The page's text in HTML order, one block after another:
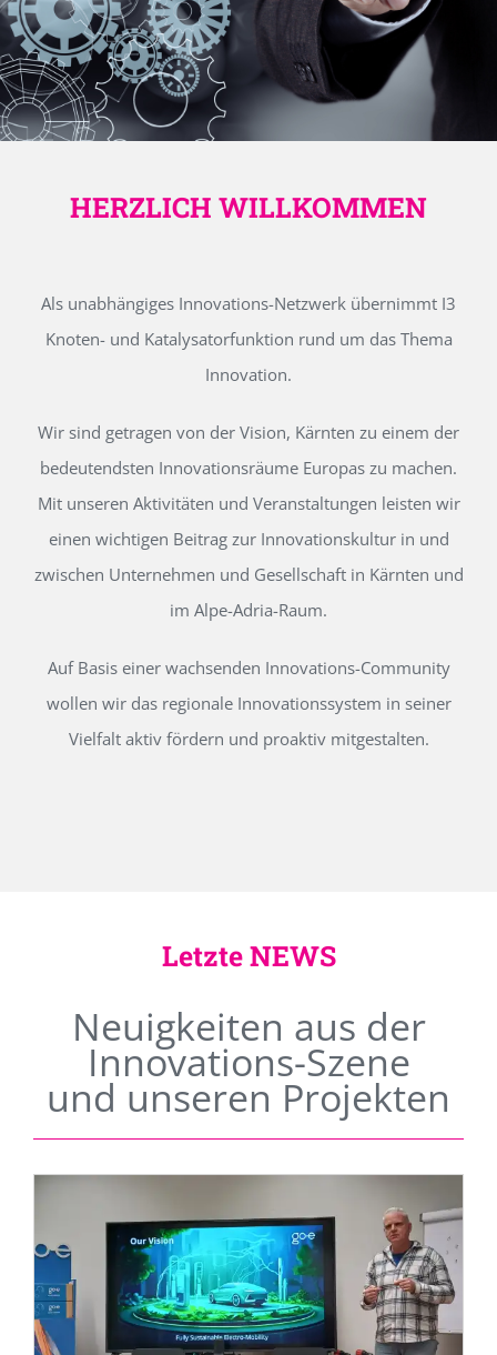
HERZLICH WILLKOMMEN
Als unabhängiges Innovations-Netzwerk übernimmt I3
Knoten- und Katalysatorfunktion rund um das Thema
Innovation.
Wir sind getragen von der Vision, Kärnten zu einem der
bedeutendsten Innovationsräume Europas zu machen.
Mit unseren Aktivitäten und Veranstaltungen leisten wir
einen wichtigen Beitrag zur Innovationskultur in und
zwischen Unternehmen und Gesellschaft in Kärnten und
im Alpe-Adria-Raum.
Auf Basis einer wachsenden Innovations-Community
wollen wir das regionale Innovationssystem in seiner
Vielfalt aktiv fördern und proaktiv mitgestalten.
Letzte NEWS
Neuigkeiten aus der
Innovations-Szene
und unseren Projekten